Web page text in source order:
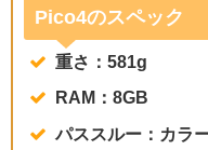
Pico4のスペック
重さ：581g
RAM：8GB
パススルー：カラ